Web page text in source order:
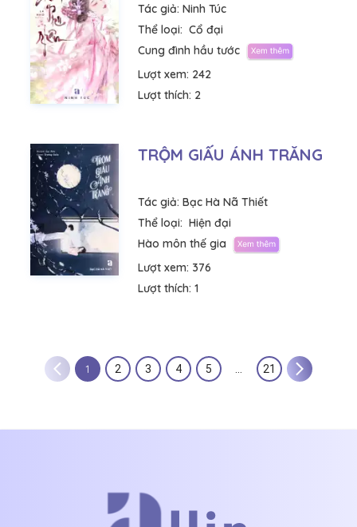
Tác giả: Ninh Túc
Thể loại: Cổ đại
Cung đình hầu tước
Lượt xem: 242
Lượt thích: 2
TRỘM GIẤU ÁNH TRĂNG
Tác giả: Bạc Hà Nã Thiết
Thể loại: Hiện đại
Hào môn thế gia
Lượt xem: 376
Lượt thích: 1
1 2 3 4 5 21